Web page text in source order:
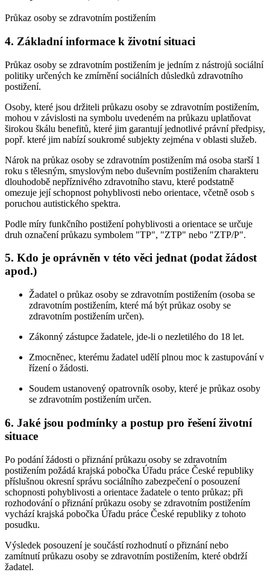
Průkaz osoby se zdravotním postižením
4. Základní informace k životní situaci
Průkaz osoby se zdravotním postižením je jedním z nástrojů sociální
politiky určených ke zmírnění sociálních důsledků zdravotního
postižení.
Osoby, které jsou držiteli průkazu osoby se zdravotním postižením,
mohou v závislosti na symbolu uvedeném na průkazu uplatňovat
širokou škálu benefitů, které jim garantují jednotlivé právní předpisy,
popř. které jim nabízí soukromé subjekty zejména v oblasti služeb.
Nárok na průkaz osoby se zdravotním postižením má osoba starší 1
roku s tělesným, smyslovým nebo duševním postižením charakteru
dlouhodobě nepříznivého zdravotního stavu, které podstatně
omezuje její schopnost pohyblivosti nebo orientace, včetně osob s
poruchou autistického spektra.
Podle míry funkčního postižení pohyblivosti a orientace se určuje
druh označení průkazu symbolem "TP", "ZTP" nebo "ZTP/P".
5. Kdo je oprávněn v této věci jednat (podat žádost
apod.)
Žadatel o průkaz osoby se zdravotním postižením (osoba se
zdravotním postižením, které má být průkaz osoby se
zdravotním postižením určen).
Zákonný zástupce žadatele, jde-li o nezletilého do 18 let.
Zmocněnec, kterému žadatel udělí plnou moc k zastupování v
řízení o žádosti.
Soudem ustanovený opatrovník osoby, které je průkaz osoby
se zdravotním postižením určen.
6. Jaké jsou podmínky a postup pro řešení životní
situace
Po podání žádosti o přiznání průkazu osoby se zdravotním
postižením požádá krajská pobočka Úřadu práce České republiky
příslušnou okresní správu sociálního zabezpečení o posouzení
schopnosti pohyblivosti a orientace žadatele o tento průkaz; při
rozhodování o přiznání průkazu osoby se zdravotním postižením
vychází krajská pobočka Úřadu práce České republiky z tohoto
posudku.
Výsledek posouzení je součástí rozhodnutí o přiznání nebo
zamítnutí průkazu osoby se zdravotním postižením, které obdrží
žadatel.